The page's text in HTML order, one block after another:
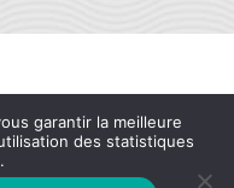
garantir la meilleure
des statistiques